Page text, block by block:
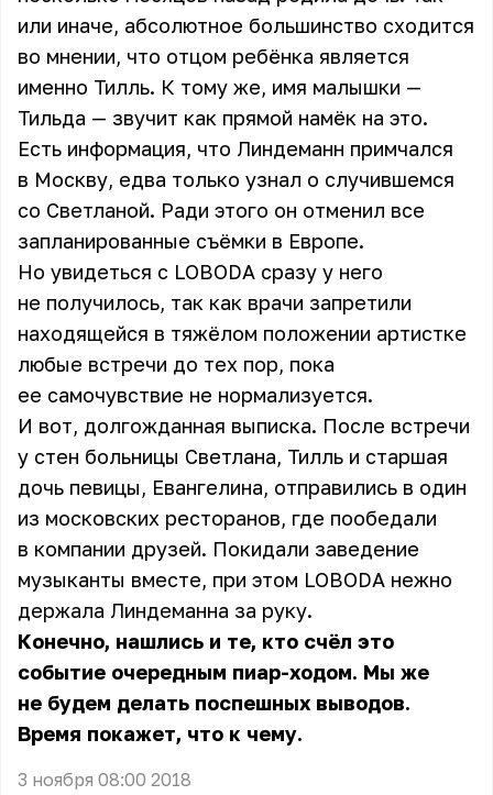
или иначе, абсолютное большинство сходится
во мнении, что отцом ребёнка является
именно Тилль. К тому же, имя малышки —
Тильда — звучит как прямой намёк на это.
Есть информация, что Линдеманн примчался
в Москву, едва только узнал о случившемся
со Светланой. Ради этого он отменил все
запланированные съёмки в Европе.
Но увидеться с LOBODA сразу у него
не получилось, так как врачи запретили
находящейся в тяжёлом положении артистке
любые встречи до тех пор, пока
ее самочувствие не нормализуется.
И вот, долгожданная выписка. После встречи
у стен больницы Светлана, Тилль и старшая
дочь певицы, Евангелина, отправились в один
из московских ресторанов, где пообедали
в компании друзей. Покидали заведение
музыканты вместе, при этом LOBODA нежно
держала Линдеманна за руку.
Конечно, нашлись и те, кто счёл это
событие очередным пиар-ходом. Мы же
не будем делать поспешных выводов.
Время покажет, что к чему.
3 ноября 08:00 2018